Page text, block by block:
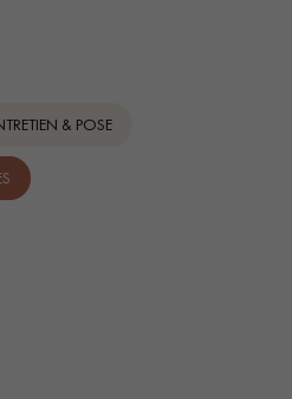
& POSE